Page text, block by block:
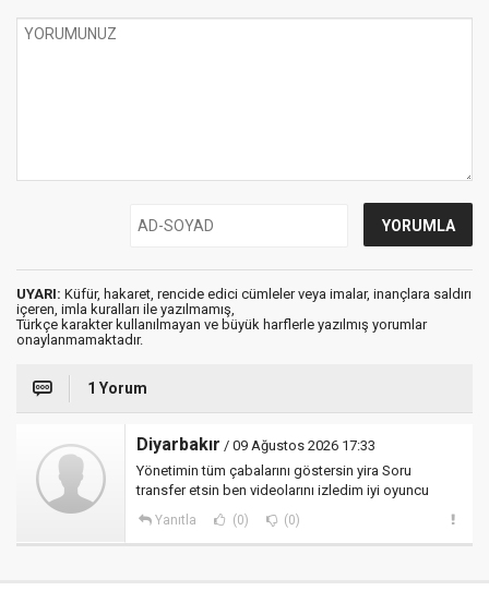
UYARI: Küfür, hakaret, rencide edici cümleler veya imalar, inançlara saldırı
içeren, imla kuralları ile yazılmamış,
Türkçe karakter kullanılmayan ve büyük harflerle yazılmış yorumlar
onaylanmamaktadır.
1 Yorum
Diyarbakır / 09 Ağustos 2026 17:33
Yönetimin tüm çabalarını göstersin yira Soru
transfer etsin ben videolarını izledim iyi oyuncu
Yanıtla (0) (0)